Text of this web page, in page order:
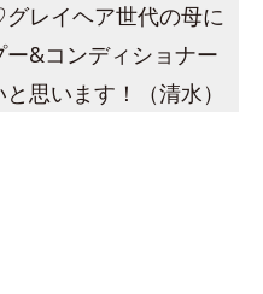
レイヘア世代の母に
&コンディショナー
思います！（清水）